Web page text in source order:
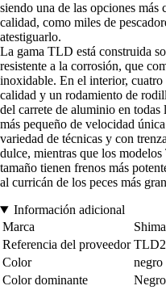
siendo una de las opciones
calidad, como miles de
atestiguarlo.
La gama TLD está construida
resistente a la corrosión, que
inoxidable. En el interior,
calidad y un rodamiento de
del carrete de aluminio en
más pequeño de velocidad
variedad de técnicas y con
dulce, mientras que los
tamaño tienen frenos más
al curricán de los peces más
Información adicional
Marca
Referencia del proveedor
Color
negro
Color dominante
Negro